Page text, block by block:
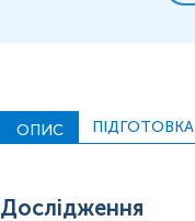
ОПИС ПІДГОТОВКА
Дослідження